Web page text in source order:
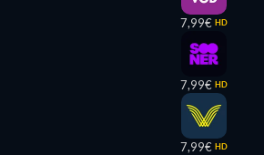
7,99€ HD
7,99€ HD
7,99€ HD